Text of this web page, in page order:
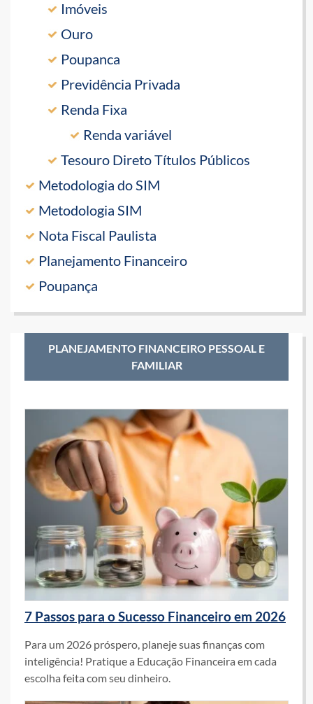
Imóveis
Ouro
Poupanca
Previdência Privada
Renda Fixa
Renda variável
Tesouro Direto Títulos Públicos
Metodologia do SIM
Metodologia SIM
Nota Fiscal Paulista
Planejamento Financeiro
Poupança
PLANEJAMENTO FINANCEIRO PESSOAL E
FAMILIAR
7 Passos para o Sucesso Financeiro em 2026
Para um 2026 próspero, planeje suas finanças com
inteligência! Pratique a Educação Financeira em cada
escolha feita com seu dinheiro.